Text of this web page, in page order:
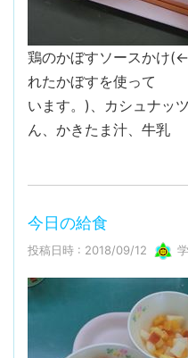
鶏のかぼすソースかけ
れたかぼすを使って
います。)、カシュナッ
ん、かきたま汁、牛乳
今日の給食
投稿日時 : 2018/09/12